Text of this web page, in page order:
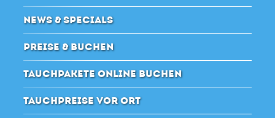
NEWS & SPECIALS
PREISE & BUCHEN
TAUCHPAKETE ONLINE BUCHEN
TAUCHPREISE VOR ORT